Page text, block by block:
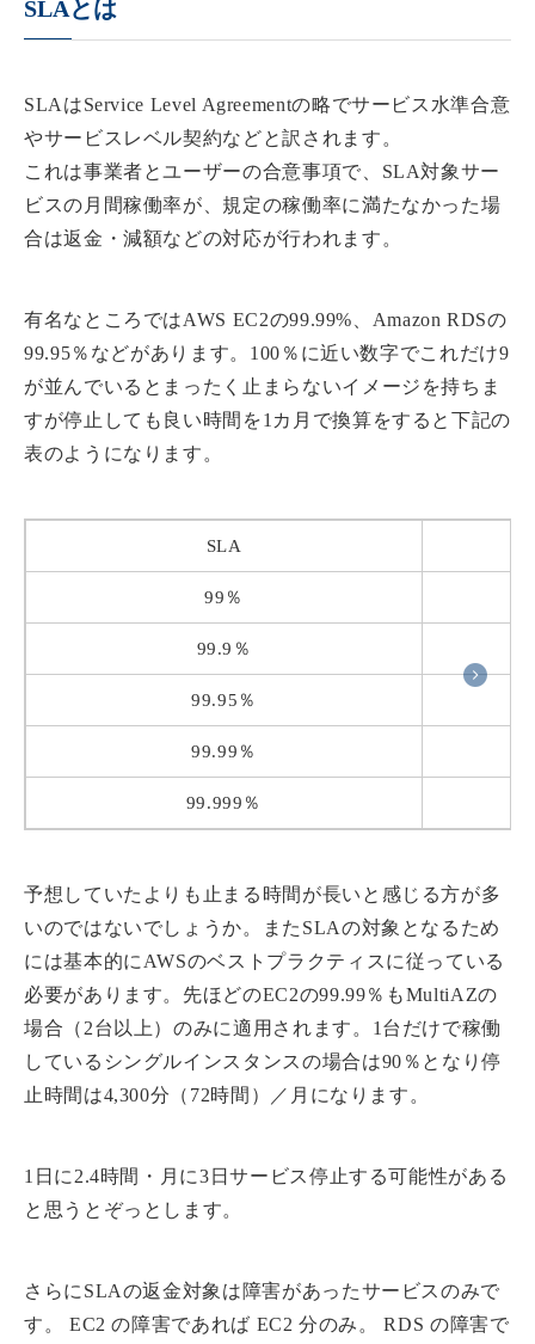
SLAとは
SLAはService Level Agreementの略でサービス水準合意
やサービスレベル契約などと訳されます。
これは事業者とユーザーの合意事項で、SLA対象サー
ビスの月間稼働率が、規定の稼働率に満たなかった場
合は返金・減額などの対応が行われます。
有名なところではAWS EC2の99.99%、Amazon RDSの
99.95％などがあります。100％に近い数字でこれだけ9
が並んでいるとまったく止まらないイメージを持ちま
すが停止しても良い時間を1カ月で換算をすると下記の
表のようになります。
SLA
99％
99.9％
99.95％
99.99％
99.999％
予想していたよりも止まる時間が長いと感じる方が多
いのではないでしょうか。またSLAの対象となるため
には基本的にAWSのベストプラクティスに従っている
必要があります。先ほどのEC2の99.99％もMultiAZの
場合（2台以上）のみに適用されます。1台だけで稼働
しているシングルインスタンスの場合は90％となり停
止時間は4,300分（72時間）／月になります。
1日に2.4時間・月に3日サービス停止する可能性がある
と思うとぞっとします。
さらにSLAの返金対象は障害があったサービスのみで
す。 EC2 の障害であれば EC2 分のみ。 RDS の障害で